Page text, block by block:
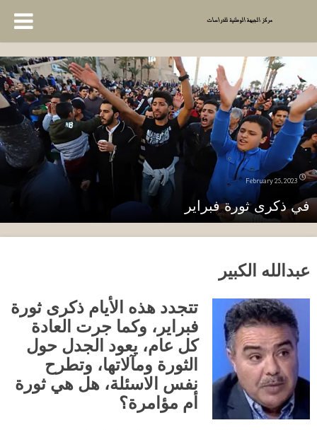
February 25, 2023
في ذكرى ثورة فبراير
عبدالله الكبير
تتجدد هذه الأيام ذكرى ثورة
فبراير، وكما جرت العادة
كل عام، يعود الجدل حول
الثورة ومآلاتها، وتطرح
نفس الاسئلة، هل هي ثورة
أم مؤامرة؟